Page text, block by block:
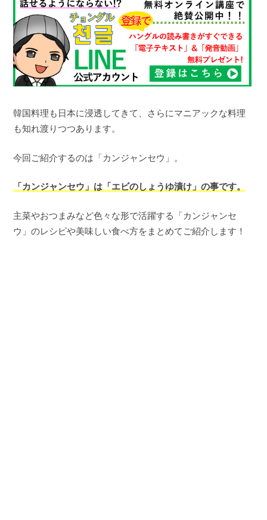
韓国料理も日本に浸透してきて、さらにマニアックな料理
も知れ渡りつつあります。
今回ご紹介するのは「カンジャンセウ」。
「カンジャンセウ」は「エビのしょうゆ漬け」の事です。
主菜やおつまみなど色々な形で活躍する「カンジャンセ
ウ」のレシピや美味しい食べ方をまとめてご紹介します！